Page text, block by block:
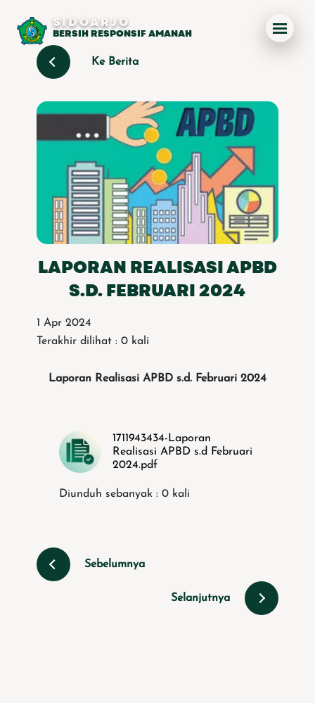
SIDOARJO
BERSIH RESPONSIF AMANAH
Ke Berita
LAPORAN REALISASI APBD
S.D. FEBRUARI 2024
1 Apr 2024
Terakhir dilihat : 0 kali
Laporan Realisasi APBD s.d. Februari 2024
1711943434-Laporan
Realisasi APBD s.d Februari
2024.pdf
Diunduh sebanyak : 0 kali
Sebelumnya
Selanjutnya